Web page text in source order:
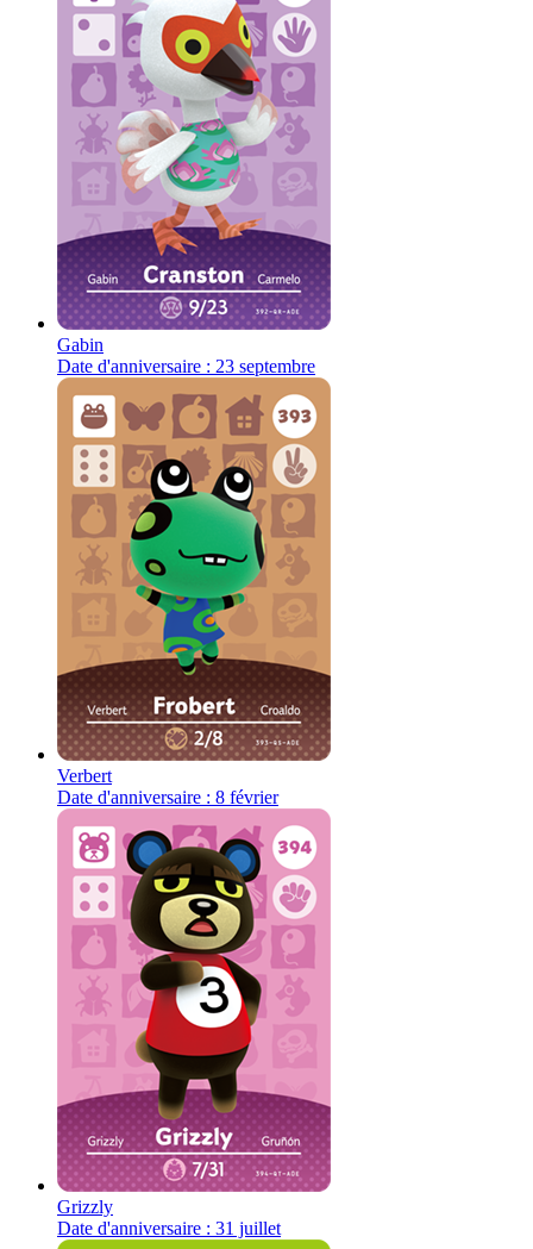
Gabin
Date d'anniversaire : 23 septembre
Verbert
Date d'anniversaire : 8 février
Grizzly
Date d'anniversaire : 31 juillet